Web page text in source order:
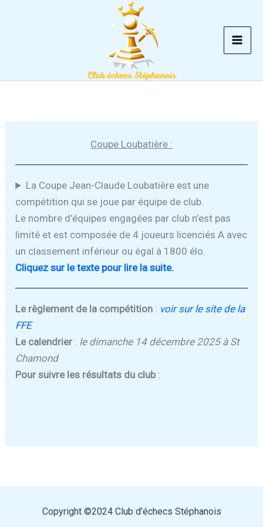
Coupe Loubatière :
La Coupe Jean-Claude Loubatière est une
compétition qui se joue par équipe de club.
Le nombre d’équipes engagées par club n’est pas
limité et est composée de 4 joueurs licenciés A avec
un classement inférieur ou égal à 1800 élo.
Cliquez sur le texte pour lire la suite.
Le règlement de la compétition : voir sur le site de la
FFE
Le calendrier : le dimanche 14 décembre 2025 à St
Chamond
Pour suivre les résultats du club :
Copyright ©2024 Club d'échecs Stéphanois